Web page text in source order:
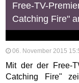
Free-TV-
Catching Fire"
06. November 2015
Mit der der Free-
Catching Fire"